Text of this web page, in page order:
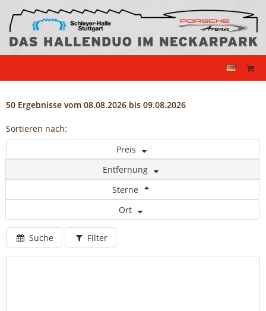
50 Ergebnisse vom 08.08.2026 bis 09.08.2026
Sortieren nach:
Preis
Entfernung
Sterne
Ort
Suche Filter